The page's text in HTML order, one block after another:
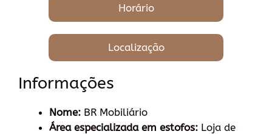
Horário
Localização
Informações
Nome: BR Mobiliário
Área especializada em estofos: Loja de